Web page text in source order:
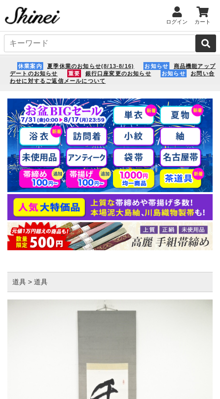
ログイン カート
休業案内 夏季休業のお知らせ(8/13-8/16) お知らせ
商品機能アップ
デートのお知らせ
重要 銀行口座変更のお知らせ お知らせ
お問い合
わせに対するご返信メールについて
道具 > 道具